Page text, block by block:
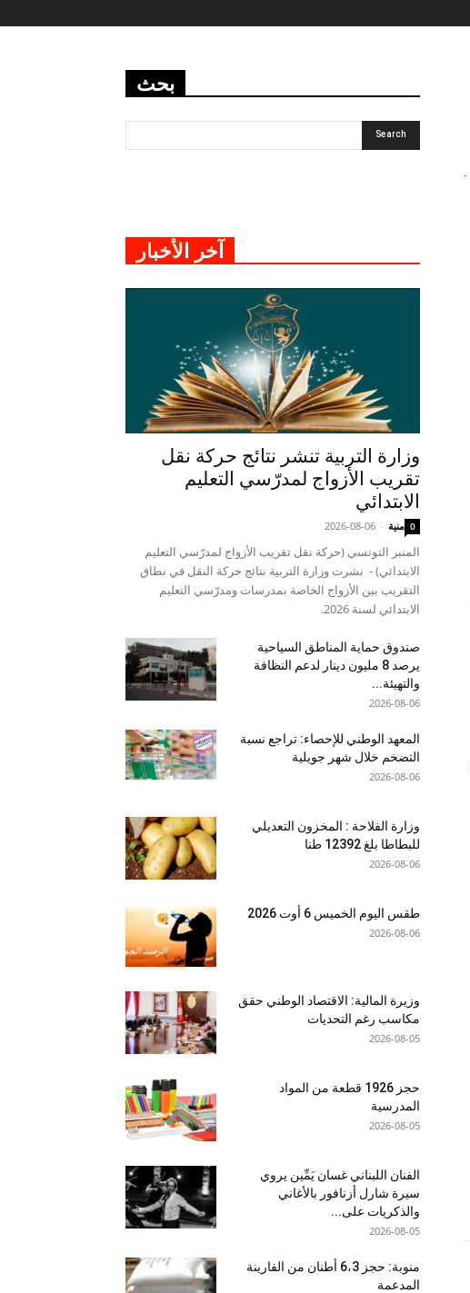
-
بحث
آخر الأخبار
وزارة التربية تنشر نتائج حركة نقل
تقريب الأزواج لمدرّسي التعليم
الابتدائي
منية -
2026-08-06 0
المنبر التونسي (حركة نقل تقريب الأزواج لمدرّسي التعليم
الابتدائي) - نشرت وزارة التربية نتائج حركة النقل في نطاق
التقريب بين الأزواج الخاصة بمدرسات ومدرّسي التعليم
الابتدائي لسنة 2026.
صندوق حماية المناطق السياحية
يرصد 8 مليون دينار لدعم النظافة
والتهيئة...
2026-08-06
المعهد الوطني للإحصاء: تراجع نسبة
التضخم خلال شهر جويلية
2026-08-06
وزارة الفلاحة : المخزون التعديلي
للبطاطا بلغ 12392 طنا
2026-08-06
طقس اليوم الخميس 6 أوت 2026
2026-08-06
وزيرة المالية: الاقتصاد الوطني حقق
مكاسب رغم التحديات
2026-08-05
حجز 1926 قطعة من المواد
المدرسية
2026-08-05
الفنان اللبناني غسان يَمِّين يروي
سيرة شارل أزنافور بالأغاني
والذكريات على...
2026-08-05
منوبة: حجز 6،3 أطنان من الفارينة
المدعمة